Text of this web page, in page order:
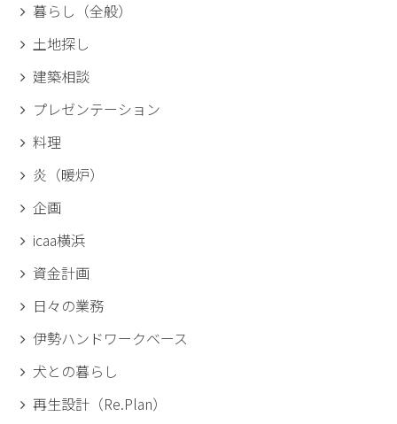
暮らし（全般）
土地探し
建築相談
プレゼンテーション
料理
炎（暖炉）
企画
icaa横浜
資金計画
日々の業務
伊勢ハンドワークベース
犬との暮らし
再生設計（Re.Plan）